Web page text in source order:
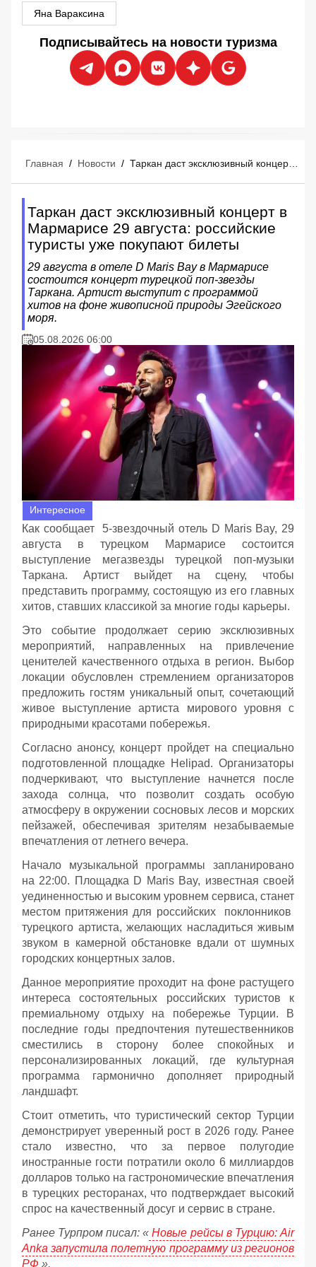
Яна Вараксина
Подписывайтесь на новости туризма
Главная / Новости /
Таркан даст эксклюзивный концерт в
Мармарисе 29 августа: российские
туристы уже покупают билеты
29 августа в отеле D Maris Bay в Мармарисе
состоится концерт турецкой поп-звезды
Таркана. Артист выступит с программой
хитов на фоне живописной природы Эгейского
моря.
05.08.2026 06:00
Интересное
Как сообщает 5-звездочный отель D Maris Bay, 29
августа в турецком Мармарисе состоится
выступление мегазвезды турецкой поп-музыки
Таркана. Артист выйдет на сцену, чтобы
представить программу, состоящую из его главных
хитов, ставших классикой за многие годы карьеры.
Это событие продолжает серию эксклюзивных
мероприятий, направленных на привлечение
ценителей качественного отдыха в регион. Выбор
локации обусловлен стремлением организаторов
предложить гостям уникальный опыт, сочетающий
живое выступление артиста мирового уровня с
природными красотами побережья.
Согласно анонсу, концерт пройдет на специально
подготовленной площадке Helipad. Организаторы
подчеркивают, что выступление начнется после
захода солнца, что позволит создать особую
атмосферу в окружении сосновых лесов и морских
пейзажей, обеспечивая зрителям незабываемые
впечатления от летнего вечера.
Начало музыкальной программы запланировано
на 22:00. Площадка D Maris Bay, известная своей
уединенностью и высоким уровнем сервиса, станет
местом притяжения для российских поклонников
турецкого артиста, желающих насладиться живым
звуком в камерной обстановке вдали от шумных
городских концертных залов.
Данное мероприятие проходит на фоне растущего
интереса состоятельных российских туристов к
премиальному отдыху на побережье Турции. В
последние годы предпочтения путешественников
сместились в сторону более спокойных и
персонализированных локаций, где культурная
программа гармонично дополняет природный
ландшафт.
Стоит отметить, что туристический сектор Турции
демонстрирует уверенный рост в 2026 году. Ранее
стало известно, что за первое полугодие
иностранные гости потратили около 6 миллиардов
долларов только на гастрономические впечатления
в турецких ресторанах, что подтверждает высокий
спрос на качественный досуг и сервис в стране.
Ранее Турпром писал: « Новые рейсы в Турцию: Air
Anka запустила полетную программу из регионов
РФ ».